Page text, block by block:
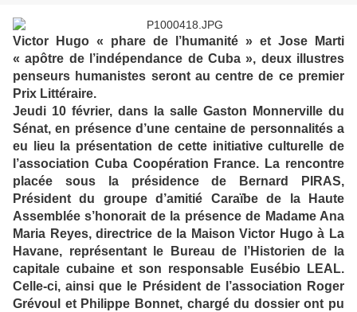
Victor Hugo « phare de l’humanité » et Jose Marti
« apôtre de l’indépendance de Cuba », deux illustres
penseurs humanistes seront au centre de ce premier
Prix Littéraire.
Jeudi 10 février, dans la salle Gaston Monnerville du
Sénat, en présence d’une centaine de personnalités a
eu lieu la présentation de cette initiative culturelle de
l’association Cuba Coopération France. La rencontre
placée sous la présidence de Bernard PIRAS,
Président du groupe d’amitié Caraïbe de la Haute
Assemblée s’honorait de la présence de Madame Ana
Maria Reyes, directrice de la Maison Victor Hugo à La
Havane, représentant le Bureau de l’Historien de la
capitale cubaine et son responsable Eusébio LEAL.
Celle-ci, ainsi que le Président de l’association Roger
Grévoul et Philippe Bonnet, chargé du dossier ont pu